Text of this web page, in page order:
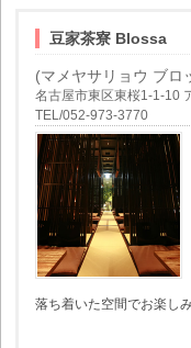
豆家茶寮 Blossa
(マメヤサリョウ ブロ
名古屋市東区東桜1-1-10
TEL/052-973-3770
落ち着いた空間でお楽し